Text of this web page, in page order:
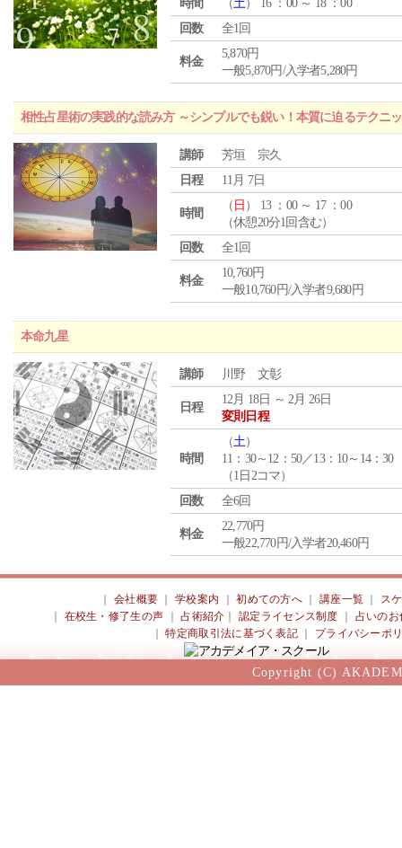
時間 （土） 16 ：00 ～ 18 ：00
回数
全1回
料金
5,870円
一般5,870円/入学者5,280円
相性占星術の実践的な読み方 ～シンプルでも鋭い！本質に迫るテクニ
講師
芳垣 宗久
日程
11月 7日
時間
（ 日 ） 13 ：00 ～ 17 ：00
（休憩20分1回含む）
回数
全1回
料金
10,760円
一般10,760円/入学者9,680円
本命九星
講師 川野 文彰
日程
12月 18日 ～ 2月 26日
変則日程
時間
（土）
11：30～12：50／13：10～14：30
（1日2コマ）
回数
全6回
料金
22,770円
一般22,770円/入学者20,460円
会社概要 ｜学校案内 ｜初めての方へ 講座一覧
ス
在校生・修了生の声 ｜占術紹介 ｜認定ライセンス制度
占いのお
｜特定商取引法に基づく表記 プライバシーポ
Copyright (C)